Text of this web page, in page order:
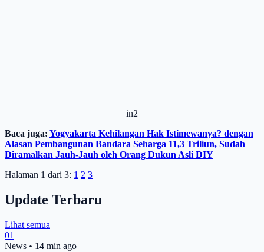
in2
Baca juga: Yogyakarta Kehilangan Hak Istimewanya? dengan
Alasan Pembangunan Bandara Seharga 11,3 Triliun, Sudah
Diramalkan Jauh-Jauh oleh Orang Dukun Asli DIY
Halaman 1 dari 3: 1 2 3
Update Terbaru
Lihat semua
01
News • 14 min ago